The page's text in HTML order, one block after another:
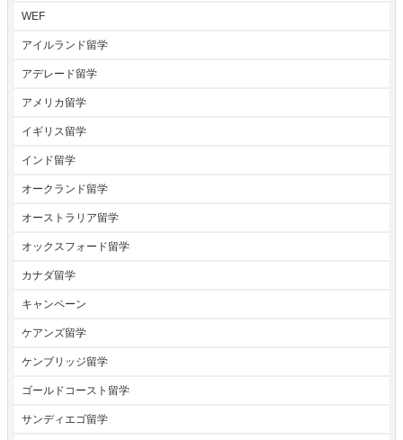
WEF
アイルランド留学
アデレード留学
アメリカ留学
イギリス留学
インド留学
オークランド留学
オーストラリア留学
オックスフォード留学
カナダ留学
キャンペーン
ケアンズ留学
ケンブリッジ留学
ゴールドコースト留学
サンディエゴ留学